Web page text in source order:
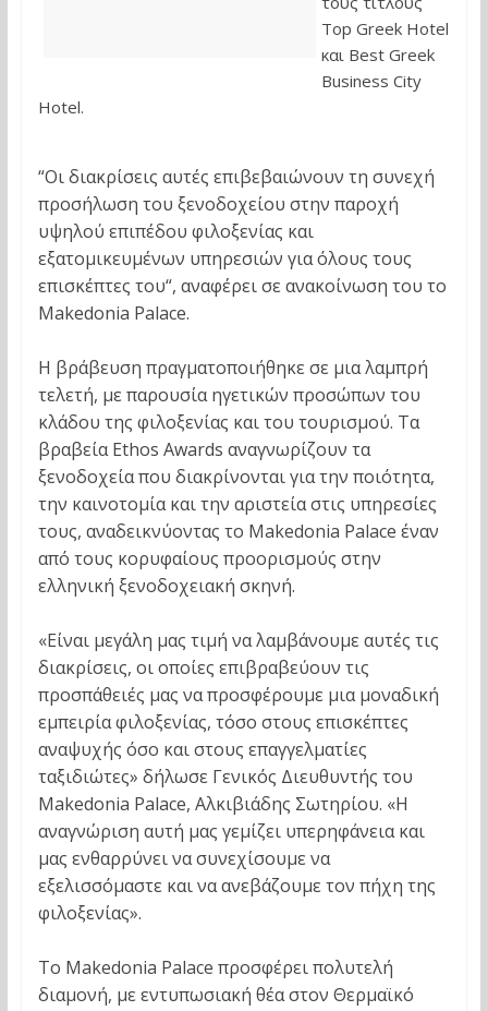
Top Greek Hotel
και Best Greek
Business City
Hotel.
“Οι διακρίσεις αυτές επιβεβαιώνουν τη συνεχή
προσήλωση του ξενοδοχείου στην παροχή
υψηλού επιπέδου φιλοξενίας και
εξατομικευμένων υπηρεσιών για όλους τους
επισκέπτες του“, αναφέρει σε ανακοίνωση του το
Makedonia Palace.
Η βράβευση πραγματοποιήθηκε σε μια λαμπρή
τελετή, με παρουσία ηγετικών προσώπων του
κλάδου της φιλοξενίας και του τουρισμού. Τα
βραβεία Ethos Awards αναγνωρίζουν τα
ξενοδοχεία που διακρίνονται για την ποιότητα,
την καινοτομία και την αριστεία στις υπηρεσίες
τους, αναδεικνύοντας το Makedonia Palace έναν
από τους κορυφαίους προορισμούς στην
ελληνική ξενοδοχειακή σκηνή.
«Είναι μεγάλη μας τιμή να λαμβάνουμε αυτές τις
διακρίσεις, οι οποίες επιβραβεύουν τις
προσπάθειές μας να προσφέρουμε μια μοναδική
εμπειρία φιλοξενίας, τόσο στους επισκέπτες
αναψυχής όσο και στους επαγγελματίες
ταξιδιώτες» δήλωσε Γενικός Διευθυντής του
Makedonia Palace, Αλκιβιάδης Σωτηρίου. «Η
αναγνώριση αυτή μας γεμίζει υπερηφάνεια και
μας ενθαρρύνει να συνεχίσουμε να
εξελισσόμαστε και να ανεβάζουμε τον πήχη της
φιλοξενίας».
Το Makedonia Palace προσφέρει πολυτελή
διαμονή, με εντυπωσιακή θέα στον Θερμαϊκό